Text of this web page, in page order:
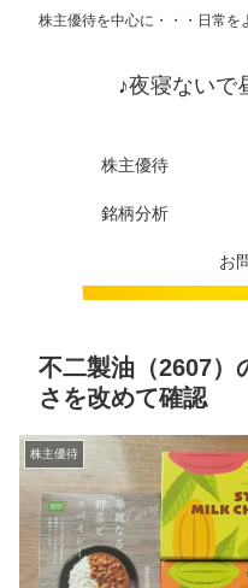
株主優待を中心に・・・日常を
♪夜寝ないで
株主優待
銘柄分析
お
不二製油（2607）
さを改めて確認
株主優待